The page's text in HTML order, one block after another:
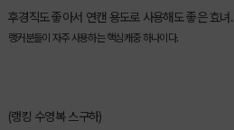
후경직도 좋아서 연캔 용도로 사용해도 좋은 효녀.
랭커분들이 자주 사용하는 핵심캐중 하나이다.
(랭킹 수영복 스구하)